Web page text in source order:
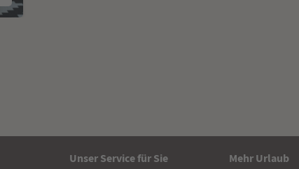
Unser Service für Sie Mehr Urlaub